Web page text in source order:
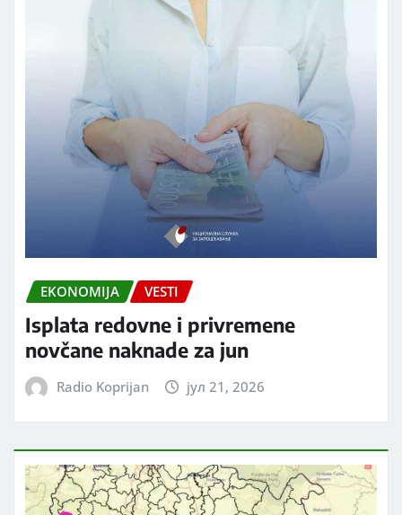
EKONOMIJA VESTI
Isplata redovne i privremene
novčane naknade za jun
Radio Koprijan јул 21, 2026